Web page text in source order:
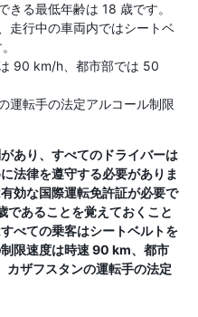
きる最低年齢は 18 歳です。
走行中の車両内ではシートベ
90 km/h、都市部では 50
運転手の法定アルコール制限
あり、すべてのドライバーは
法律を遵守する必要がありま
効な国際運転免許証が必要で
であることを覚えておくこと
べての乗客はシートベルトを
限速度は時速 90 km、都市
ザフスタンの運転手の法定